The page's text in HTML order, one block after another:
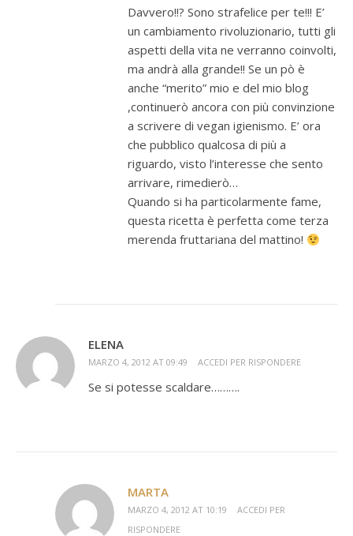
Davvero!!? Sono strafelice per te!!! E’
un cambiamento rivoluzionario, tutti gli
aspetti della vita ne verranno coinvolti,
ma andrà alla grande!! Se un pò è
anche “merito” mio e del mio blog
,continuerò ancora con più convinzione
a scrivere di vegan igienismo. E’ ora
che pubblico qualcosa di più a
riguardo, visto l’interesse che sento
arrivare, rimedierò…
Quando si ha particolarmente fame,
questa ricetta è perfetta come terza
merenda fruttariana del mattino!
ELENA
MARZO 4, 2012 AT 09:49 ACCEDI PER RISPONDERE
Se si potesse scaldare……….
MARTA
MARZO 4, 2012 AT 10:19
ACCEDI PER
RISPONDERE